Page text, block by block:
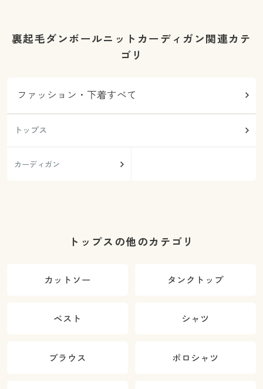
裏起毛ダンボールニットカーディガン関連カテ
ゴリ
ファッション・下着すべて
トップス
カーディガン
トップスの他のカテゴリ
カットソー タンクトップ
ベスト シャツ
ブラウス ポロシャツ